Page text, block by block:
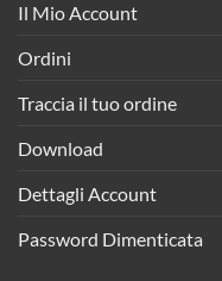
Il Mio Account
Ordini
Traccia il tuo ordine
Download
Dettagli Account
Password Dimenticata